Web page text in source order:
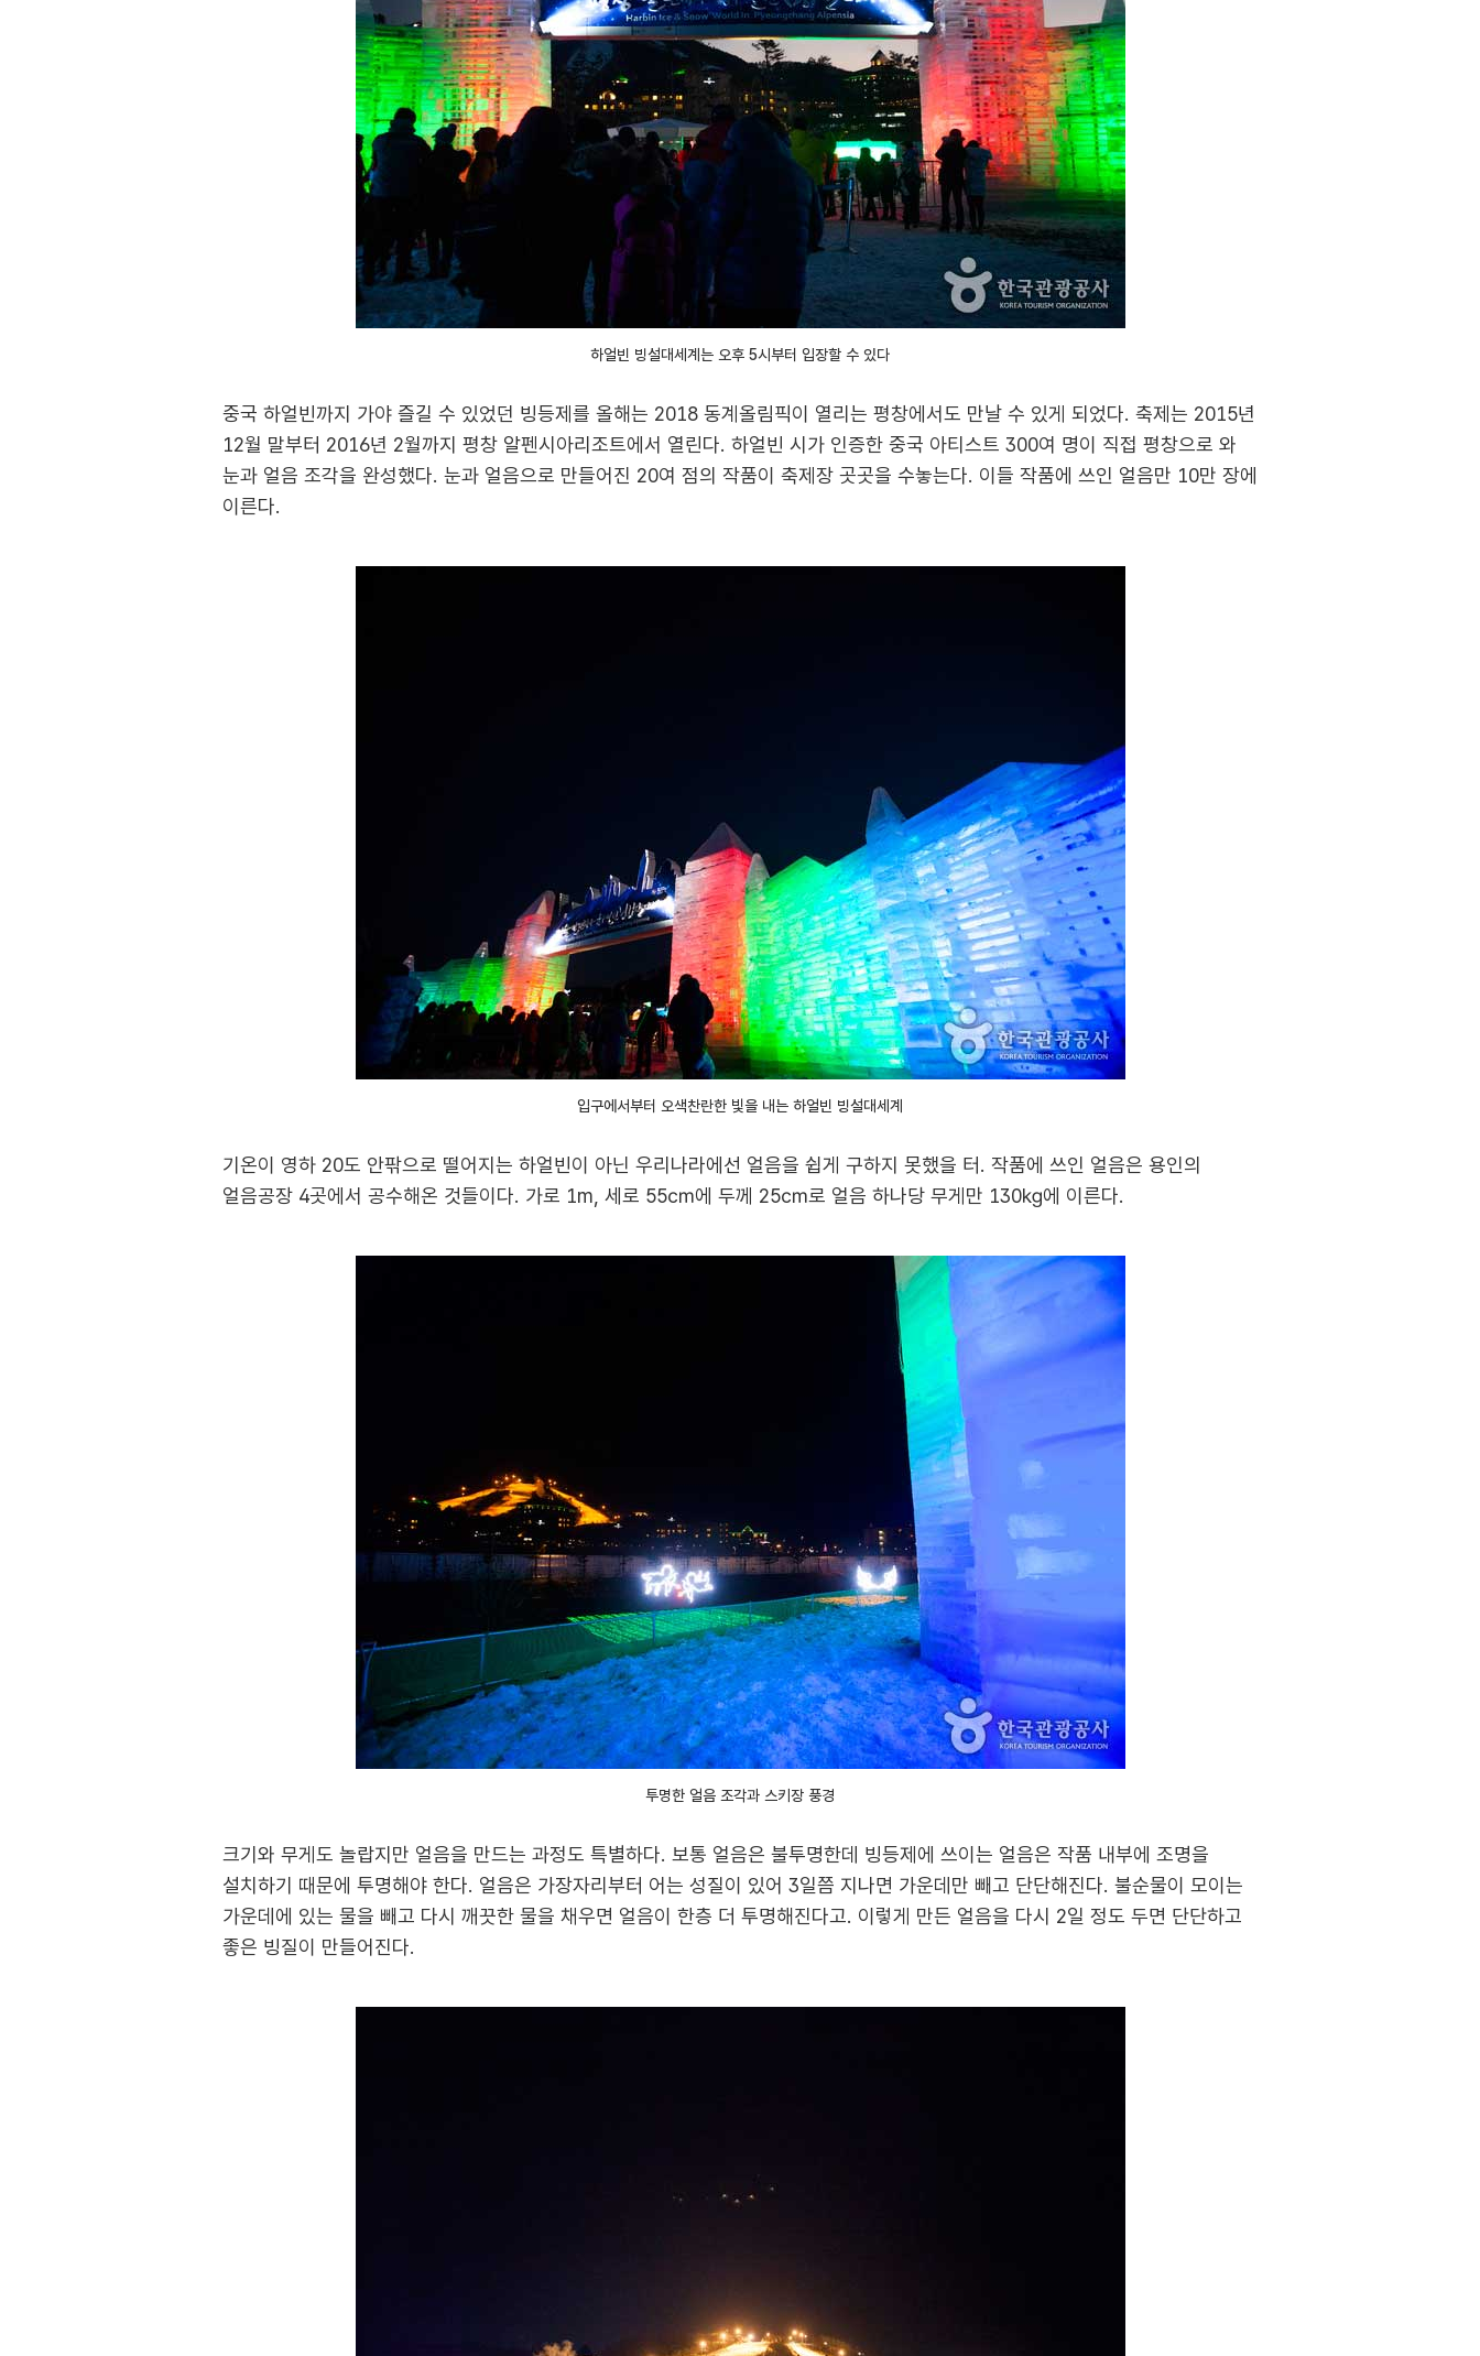
하얼빈 빙설대세계는 오후 5시부터 입장할 수 있다
중국 하얼빈까지 가야 즐길 수 있었던 빙등제를 올해는 2018 동계올림픽이 열리는 평창에서도 만날 수 있게 되었다. 축제는 2015년
12월 말부터 2016년 2월까지 평창 알펜시아리조트에서 열린다. 하얼빈 시가 인증한 중국 아티스트 300여 명이 직접 평창으로 와
눈과 얼음 조각을 완성했다. 눈과 얼음으로 만들어진 20여 점의 작품이 축제장 곳곳을 수놓는다. 이들 작품에 쓰인 얼음만 10만 장에
이른다.
입구에서부터 오색찬란한 빛을 내는 하얼빈 빙설대세계
기온이 영하 20도 안팎으로 떨어지는 하얼빈이 아닌 우리나라에선 얼음을 쉽게 구하지 못했을 터. 작품에 쓰인 얼음은 용인의
얼음공장 4곳에서 공수해온 것들이다. 가로 1m, 세로 55㎝에 두께 25㎝로 얼음 하나당 무게만 130㎏에 이른다.
투명한 얼음 조각과 스키장 풍경
크기와 무게도 놀랍지만 얼음을 만드는 과정도 특별하다. 보통 얼음은 불투명한데 빙등제에 쓰이는 얼음은 작품 내부에 조명을
설치하기 때문에 투명해야 한다. 얼음은 가장자리부터 어는 성질이 있어 3일쯤 지나면 가운데만 빼고 단단해진다. 불순물이 모이는
가운데에 있는 물을 빼고 다시 깨끗한 물을 채우면 얼음이 한층 더 투명해진다고. 이렇게 만든 얼음을 다시 2일 정도 두면 단단하고
좋은 빙질이 만들어진다.